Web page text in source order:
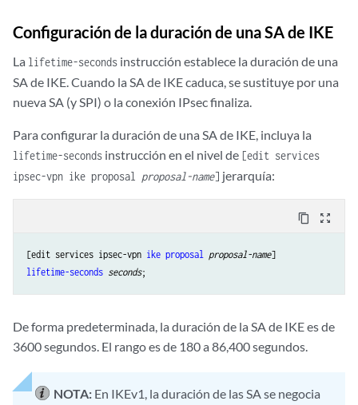
Configuración de la duración de una SA de IKE
La lifetime-seconds instrucción establece la duración de una
SA de IKE. Cuando la SA de IKE caduca, se sustituye por una
nueva SA (y SPI) o la conexión IPsec finaliza.
Para configurar la duración de una SA de IKE, incluya la
lifetime-seconds instrucción en el nivel de [edit services
ipsec-vpn ike proposal proposal-name] jerarquía:
content_copy zoom_out_map
[edit services ipsec-vpn ike proposal proposal-name
lifetime-seconds seconds
De forma predeterminada, la duración de la SA de IKE es de
3600 segundos. El rango es de 180 a 86,400 segundos.
NOTA: En IKEv1, la duración de las SA se negocia